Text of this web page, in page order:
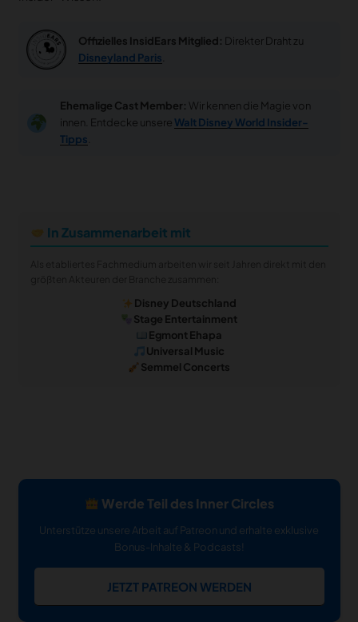
Offizielles InsidEars Mitglied: Direkter Draht zu
Disneyland Paris
Ehemalige Cast Member: Wir kennen die Magie von
innen. Entdecke unsere Walt Disney World Insider-
Tipps
In Zusammenarbeit mit
Disney Deutschland
Stage Entertainment
Egmont Ehapa
Universal Music
Semmel Concerts
Werde Teil des Inner Circles
Unterstütze unsere Arbeit auf Patreon und erhalte exklusive
Bonus-Inhalte & Podcasts!
JETZT PATREON WERDEN